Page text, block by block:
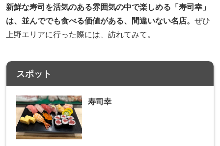
新鮮な寿司を活気のある雰囲気の中で楽しめる「寿司幸」
は、並んででも食べる価値がある、間違いない名店。 ぜひ
上野エリアに行った際には、訪れてみて。
スポット
寿司幸